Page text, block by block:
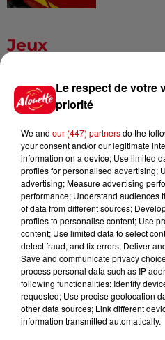
Jeux
Gagnez
Festival
Gagnez
Musée du
Mans !
Alouette
Le respect de votre
priorité
We and our (447) partnersdo the
your consent and/or our legitimate
information on a device; Use limited
profiles for personalised advertising;
advertising; Measure advertising
performance; Understand audiences
of data from different sources;
profiles to personalise content; Use
content; Use limited data to select
detect fraud, and fix errors; Deliver
Save and communicate privacy
process personal data such as IP
following functionalities: Identify
requested; Use precise geolocation
other data sources; Link different
information transmitted automatically.